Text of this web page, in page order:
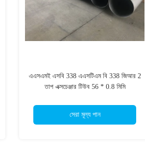
এএসএমই এসবি 338 এএসটিএম বি 338 জিআর 2
তাপ এক্সচেঞ্জার টিউব 56 * 0.8 মিমি
সেরা মূল্য পান